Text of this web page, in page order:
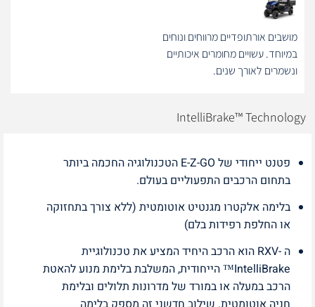
מושבים אורתופדיים מרווחים ונוחים
במיוחד. עשויים מחומרים איכותיים
ונשמרים לאורך שנים.
IntelliBrake™ Technology
פטנט ייחודי של E-Z-GO הטכנולוגיה החכמה ביותר
בתחום הרכבים התפעוליים בעולם.
בלימה אלקטרו מגנטיט אוטומטית (ללא צורך בתחזוקה
או החלפת רפידות בלם)
ה -RXV הוא הרכב היחיד המציע את טכנולוגיית
IntelliBrake™ הייחודית, המשלבת בלימת מנוע להאטת
הרכב במעלה או במורד של מדרונות תלולים ובלימת